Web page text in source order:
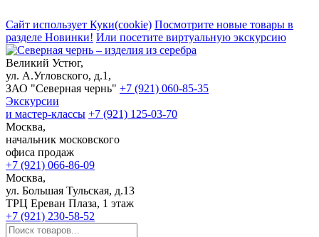
Сайт использует Куки(cookie) Посмотрите новые товары в
разделе Новинки! Или посетите виртуальную экскурсию
Великий Устюг,
ул. А.Угловского, д.1,
ЗАО "Северная чернь" +7 (921) 060-85-35
Экскурсии
и мастер-классы +7 (921) 125-03-70
Москва,
начальник московского
офиса продаж
+7 (921) 066-86-09
Москва,
ул. Большая Тульская, д.13
ТРЦ Ереван Плаза, 1 этаж
+7 (921) 230-58-52